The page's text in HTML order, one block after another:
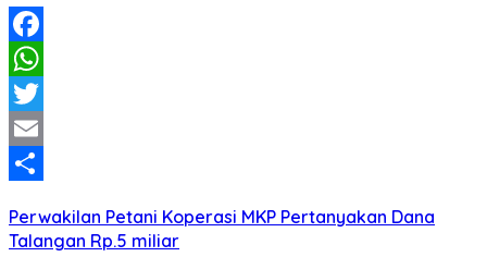
Facebook
WhatsApp
Twitter
Email
Perwakilan Petani Koperasi MKP Pertanyakan Dana
Talangan Rp.5 miliar